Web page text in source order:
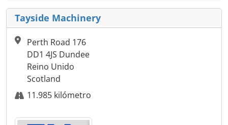
Tayside Machinery
Perth Road 176
DD1 4JS Dundee
Reino Unido
Scotland
11.985 kilómetro